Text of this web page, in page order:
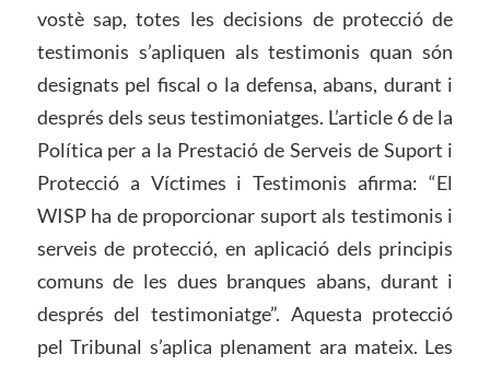
vostè sap, totes les decisions de protecció de
testimonis s’apliquen als testimonis quan són
designats pel fiscal o la defensa, abans, durant i
després dels seus testimoniatges. L’article 6 de la
Política per a la Prestació de Serveis de Suport i
Protecció a Víctimes i Testimonis afirma: “El
WISP ha de proporcionar suport als testimonis i
serveis de protecció, en aplicació dels principis
comuns de les dues branques abans, durant i
després del testimoniatge”. Aquesta protecció
pel Tribunal s’aplica plenament ara mateix. Les